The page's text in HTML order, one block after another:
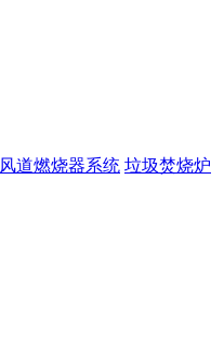
风道燃烧器系统 垃圾焚烧炉